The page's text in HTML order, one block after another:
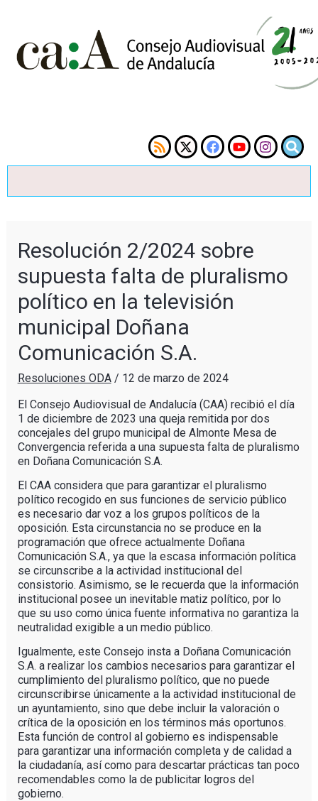
Resolución 2/2024 sobre
supuesta falta de pluralismo
político en la televisión
municipal Doñana
Comunicación S.A.
Resoluciones ODA/ 12 de marzo de 2024
El Consejo Audiovisual de Andalucía (CAA) recibió el día
1 de diciembre de 2023 una queja remitida por dos
concejales del grupo municipal de Almonte Mesa de
Convergencia referida a una supuesta falta de pluralismo
en Doñana Comunicación S.A.
El CAA considera que para garantizar el pluralismo
político recogido en sus funciones de servicio público
es necesario dar voz a los grupos políticos de la
oposición. Esta circunstancia no se produce en la
programación que ofrece actualmente Doñana
Comunicación S.A., ya que la escasa información política
se circunscribe a la actividad institucional del
consistorio. Asimismo, se le recuerda que la información
institucional posee un inevitable matiz político, por lo
que su uso como única fuente informativa no garantiza la
neutralidad exigible a un medio público.
Igualmente, este Consejo insta a Doñana Comunicación
S.A. a realizar los cambios necesarios para garantizar el
cumplimiento del pluralismo político, que no puede
circunscribirse únicamente a la actividad institucional de
un ayuntamiento, sino que debe incluir la valoración o
crítica de la oposición en los términos más oportunos.
Esta función de control al gobierno es indispensable
para garantizar una información completa y de calidad a
la ciudadanía, así como para descartar prácticas tan poco
recomendables como la de publicitar logros del
gobierno.